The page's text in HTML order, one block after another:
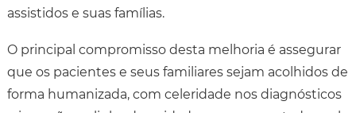
assistidos e suas famílias.
O principal compromisso desta melhoria é assegurar
que os pacientes e seus familiares sejam acolhidos de
forma humanizada, com celeridade nos diagnósticos